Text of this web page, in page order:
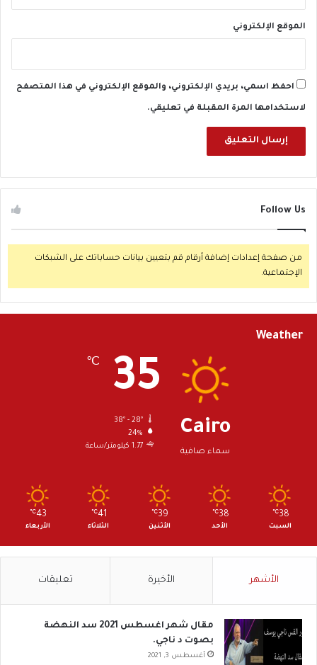
الموقع الإلكتروني
احفظ اسمي، بريدي الإلكتروني، والموقع الإلكتروني في هذا المتصفح
لاستخدامها المرة المقبلة في تعليقي.
Follow Us
من صفحة إعدادات إضافة أرقام قم بتعيين بيانات حساباتك على الشبكات
الإجتماعية.
Weather
Cairo
سماء صافية
35
℃
38º - 28º
24%
1.77 كيلومتر/ساعة
38
℃
السبت
38
℃
الأحد
39
℃
الأثنين
41
℃
الثلاثاء
43
℃
الأربعاء
الأشهر الأخيرة تعليقات
مقال شهر اغسطس 2021 سد النهضة
بصوت د ناجي.
أغسطس 3, 2021